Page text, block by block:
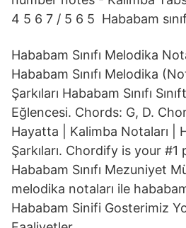
4 5 6 7 / 5 6 5 Hababam
Hababam Sınıfı Melodika
Hababam Sınıfı Melodika
Şarkıları Hababam Sınıfı
Eğlencesi. Chords: G, D.
Hayatta | Kalimba Notaları |
Şarkıları. Chordify is your
Hababam Sınıfı Mezuniyet
melodika notaları ile
Hababam Sinifi Gosterimiz